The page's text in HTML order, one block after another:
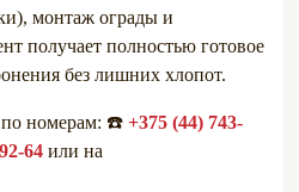
монтаж ограды и
получает полностью готовое
без лишних хлопот.
по номерам: ☎️ +375 (44) 743-
64 или на